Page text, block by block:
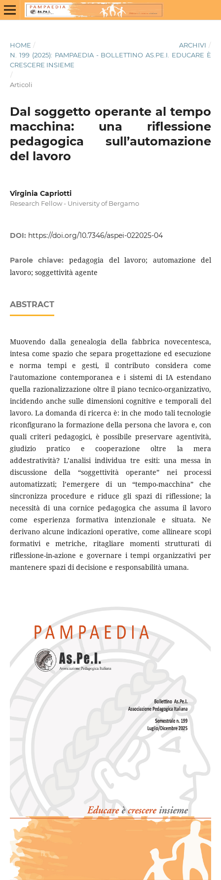
HOME / ARCHIVI /
N. 199 (2025): PAMPAEDIA - BOLLETTINO AS.PE.I. EDUCARE È
CRESCERE INSIEME
/
Articoli
Dal soggetto operante al tempo
macchina: una riflessione
pedagogica sull’automazione
del lavoro
Virginia Capriotti
Research Fellow - University of Bergamo
DOI: https://doi.org/10.7346/aspei-022025-04
Parole chiave: pedagogia del lavoro; automazione del
lavoro; soggettività agente
ABSTRACT
Muovendo dalla genealogia della fabbrica novecentesca,
intesa come spazio che separa progettazione ed esecuzione
e norma tempi e gesti, il contributo considera come
l’automazione contemporanea e i sistemi di IA estendano
quella razionalizzazione oltre il piano tecnico-organizzativo,
incidendo anche sulle dimensioni cognitive e temporali del
lavoro. La domanda di ricerca è: in che modo tali tecnologie
riconfigurano la formazione della persona che lavora e, con
quali criteri pedagogici, è possibile preservare agentività,
giudizio pratico e cooperazione oltre la mera
addestratività? L’analisi individua tre esiti: una messa in
discussione della “soggettività operante” nei processi
automatizzati; l’emergere di un “tempo-macchina” che
sincronizza procedure e riduce gli spazi di riflessione; la
necessità di una cornice pedagogica che assuma il lavoro
come esperienza formativa intenzionale e situata. Ne
derivano alcune indicazioni operative, come allineare scopi
formativi e metriche, ritagliare momenti strutturati di
riflessione-in-azione e governare i tempi organizzativi per
mantenere spazi di decisione e responsabilità umana.